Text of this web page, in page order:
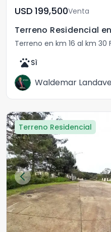
USD	199,500Venta
Terreno Residencial
Terreno en km 16 al km 30
petsSì
Waldemar
Terreno Residencial